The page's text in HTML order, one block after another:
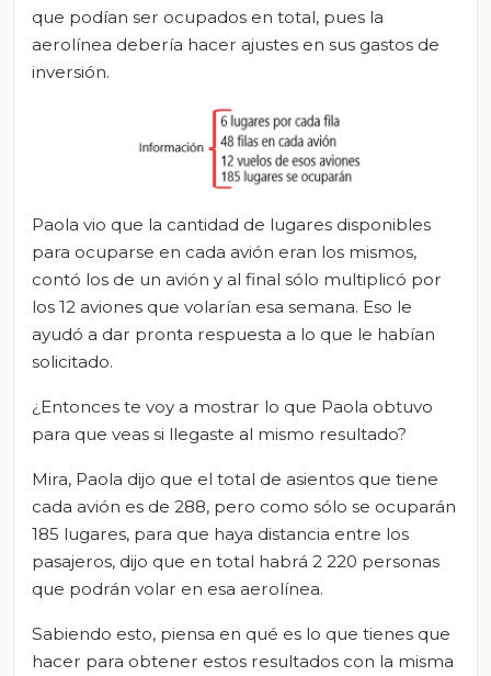
que podían ser ocupados en total, pues la
aerolínea debería hacer ajustes en sus gastos de
inversión.
Paola vio que la cantidad de lugares disponibles
para ocuparse en cada avión eran los mismos,
contó los de un avión y al final sólo multiplicó por
los 12 aviones que volarían esa semana. Eso le
ayudó a dar pronta respuesta a lo que le habían
solicitado.
¿Entonces te voy a mostrar lo que Paola obtuvo
para que veas si llegaste al mismo resultado?
Mira, Paola dijo que el total de asientos que tiene
cada avión es de 288, pero como sólo se ocuparán
185 lugares, para que haya distancia entre los
pasajeros, dijo que en total habrá 2 220 personas
que podrán volar en esa aerolínea.
Sabiendo esto, piensa en qué es lo que tienes que
hacer para obtener estos resultados con la misma